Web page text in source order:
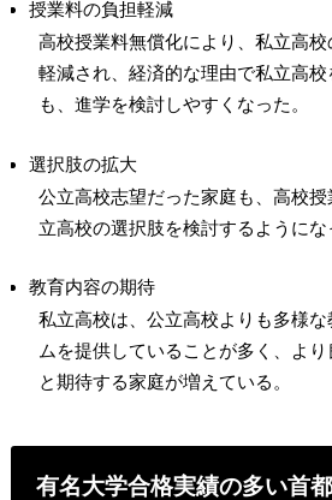
授業料の負担軽減
高校授業料無償化により、私立高
軽減され、経済的な理由で私立高
も、進学を検討しやすくなった。
選択肢の拡大
公立高校志望だった家庭も、高校
立高校の選択肢を検討するようにな
教育内容の期待
私立高校は、公立高校よりも多様
ムを提供していることが多く、よ
と期待する家庭が増えている。
有名大学合格実績の多い首